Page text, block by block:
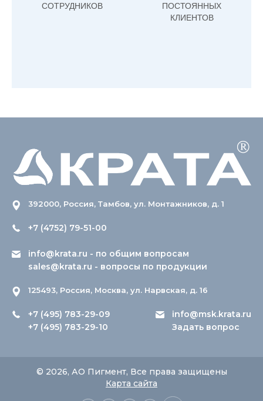
СОТРУДНИКОВ
ПОСТОЯННЫХ
КЛИЕНТОВ
392000, Россия, Тамбов, ул. Монтажников, д. 1
+7 (4752) 79-51-00
info@krata.ru - по общим вопросам
sales@krata.ru - вопросы по продукции
125493, Россия, Москва, ул. Нарвская, д. 16
+7 (495) 783-29-09
+7 (495) 783-29-10
info@msk.krata.ru
Задать вопрос
© 2026, АО Пигмент, Все права защищены
Карта сайта